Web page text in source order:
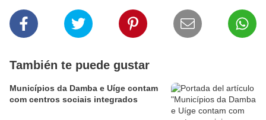
También te puede gustar
Municípios da Damba e Uíge contam
com centros sociais integrados